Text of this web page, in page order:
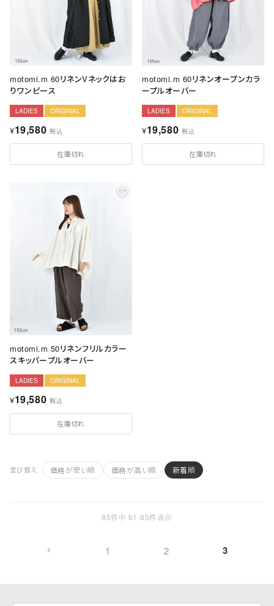
motomi.m 60リネンVネックはお
りワンピース
LADIES ORIGINAL
¥19,580 税込
在庫切れ
motomi.m 60リネンオープンカラ
ープルオーバー
LADIES ORIGINAL
¥19,580 税込
在庫切れ
motomi.m 50リネンフリルカラー
スキッパープルオーバー
LADIES ORIGINAL
¥19,580 税込
在庫切れ
並び替え 価格が安い順 価格が高い順 新着順
85件中 61 -85件表示
1 2 3